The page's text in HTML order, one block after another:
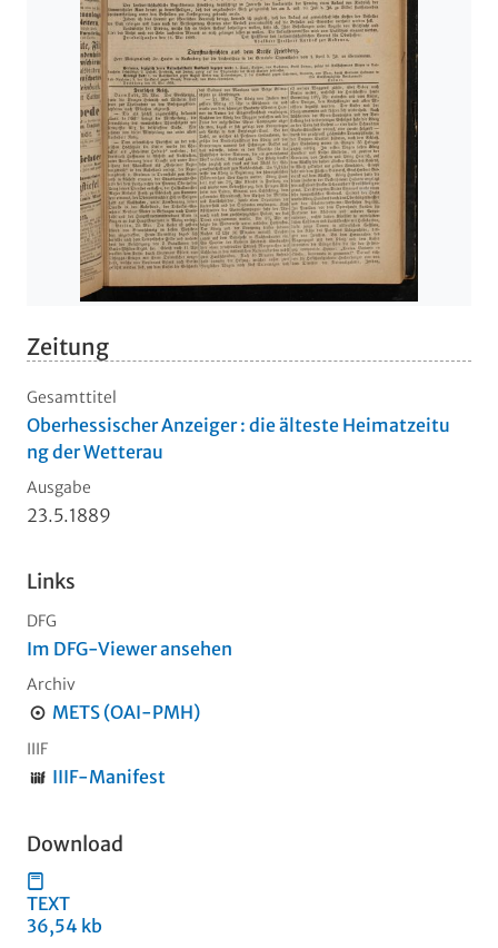
Zeitung
Gesamttitel
Oberhessischer Anzeiger : die älteste Heimatzeitu
ng der Wetterau
Ausgabe
23.5.1889
Links
DFG
Im DFG-Viewer ansehen
Archiv
METS (OAI-PMH)
IIIF
IIIF-Manifest
Download
TEXT
36,54 kb